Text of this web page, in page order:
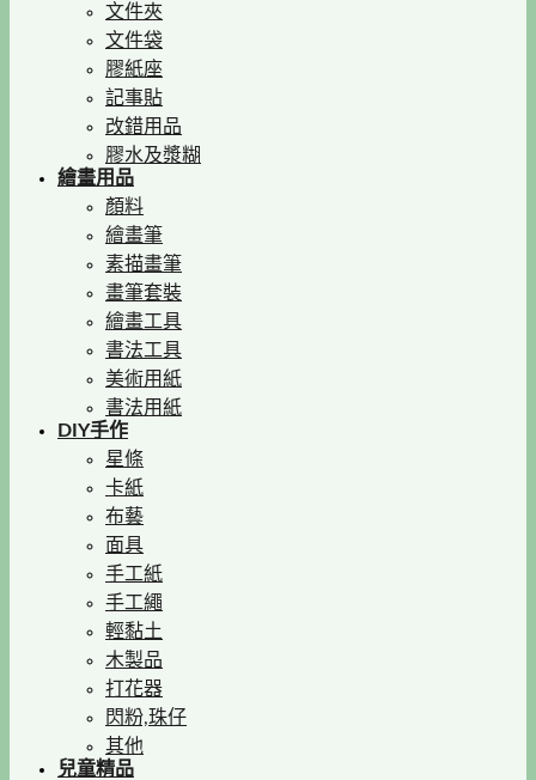
文件夾
文件袋
膠紙座
記事貼
改錯用品
膠水及漿糊
繪畫用品
顏料
繪畫筆
素描畫筆
畫筆套裝
繪畫工具
書法工具
美術用紙
書法用紙
DIY手作
星條
卡紙
布藝
面具
手工紙
手工繩
輕黏土
木製品
打花器
閃粉,珠仔
其他
兒童精品